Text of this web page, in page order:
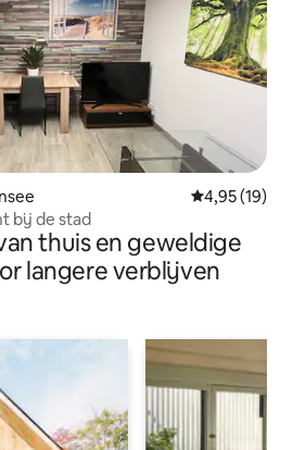
Gemiddelde
4,95 (19)
bij de stad
thuis en geweldige
langere verblijven